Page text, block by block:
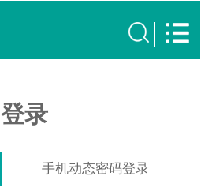
登录
手机动态密码登录